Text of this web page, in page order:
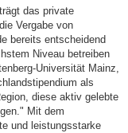
das private
Vergabe von
bereits entscheidend
Niveau betreiben
Universität Mainz,
als
diese aktiv gelebte
Mit dem
und leistungsstarke